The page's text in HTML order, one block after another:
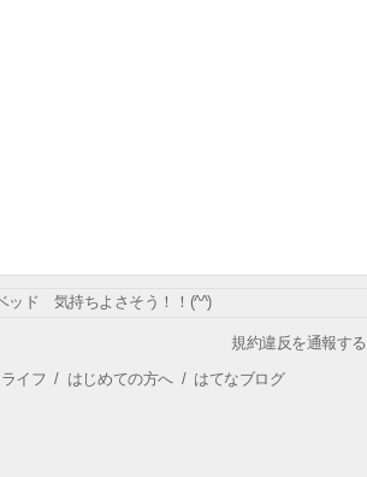
ッド 気持ちよさそう！！(^^)
規約違反を通報する
イフ / はじめての方へ/ はてなブログ